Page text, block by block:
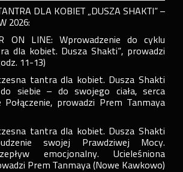
DLA KOBIET „DUSZA SHAKTI” –
2026:
ON LINE: Wprowadzenie do cyklu
dla kobiet. Dusza Shakti”, prowadzi
11-13)
tantra dla kobiet. Dusza Shakti
siebie – do swojego ciała, serca
prowadzi Prem Tanmaya
tantra dla kobiet. Dusza Shakti
swojej Prawdziwej Mocy.
emocjonalny. Ucieleśniona
Prem Tanmaya (Nowe Kawkowo)